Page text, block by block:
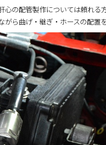
の配管製作については頼れる
ら曲げ・継ぎ・ホースの配置を